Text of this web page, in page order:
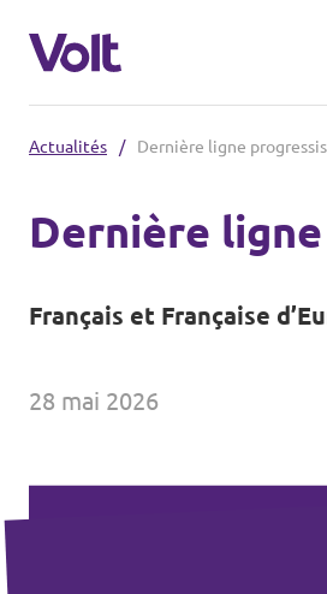
Nos élections
Carte des régions
Nos régions et villes
Actualités / Dernière ligne
Dernière
Français et Française
28 mai 2026